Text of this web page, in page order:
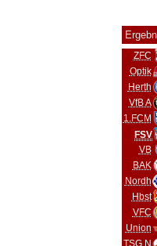
ZFC
Optik
Herth
VfB A
1.FCM
FSV
VB
BAK
Nordh
Hbst
VFC
Union
TSG N